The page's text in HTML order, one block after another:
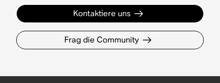
Kontaktiere uns
Frag die Community